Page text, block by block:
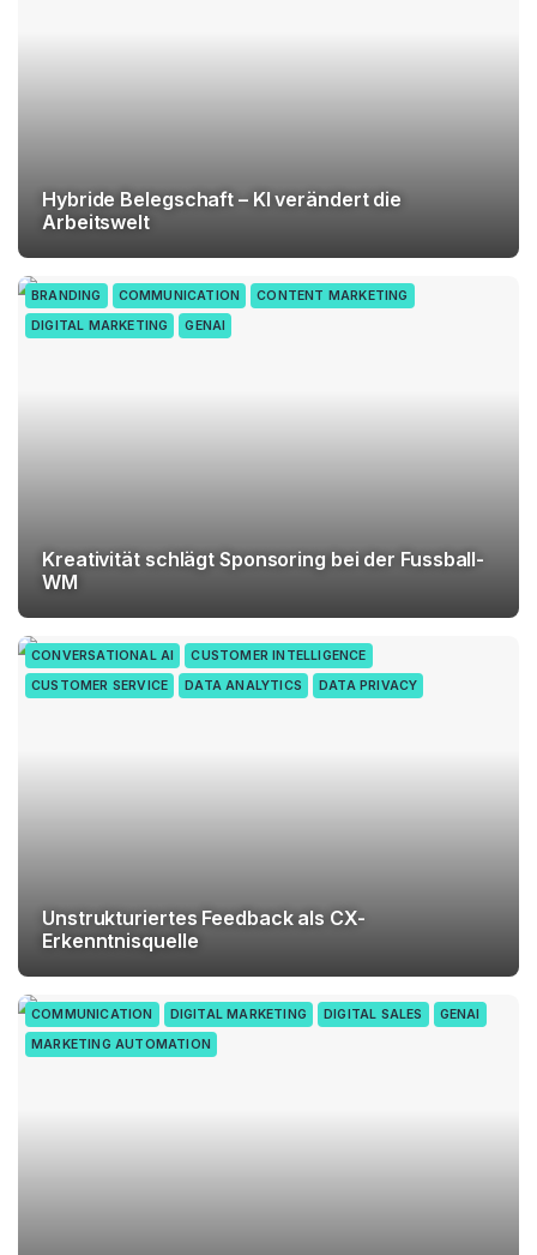
Hybride Belegschaft – KI verändert die
Arbeitswelt
BRANDING COMMUNICATION
CONTENT MARKETING
DIGITAL MARKETING
GENAI
Kreativität schlägt Sponsoring bei der Fussball-
WM
CONVERSATIONAL AI
CUSTOMER INTELLIGENCE
CUSTOMER SERVICE
DATA ANALYTICS DATA PRIVACY
Unstrukturiertes Feedback als CX-
Erkenntnisquelle
COMMUNICATION DIGITAL MARKETING DIGITAL SALES
GENAI
MARKETING AUTOMATION